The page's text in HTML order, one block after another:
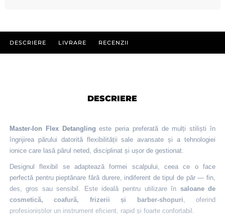
DESCRIERE LIVRARE RECENZII
DESCRIERE
Master-Ion Flex Detangling este peria preferată de mulți stiliști în
îngrijirea părului datorită flexibilității sale avansate și a tehnologiei
ionice care lasă părul neted, disciplinat și ușor de gestionat.
Designul flexibil se adaptează formei scalpului, ceea ce o face
perfectă pentru pieptănare fără durere, indiferent de tipul de păr — fin,
des, gros sau sensibil. Este ideală pentru utilizare în saloane de
cosmetică, coafură, frizerii și barber-shopuri , oferind
profesioniștilor un instrument eficient, rapid și foarte confortabil.